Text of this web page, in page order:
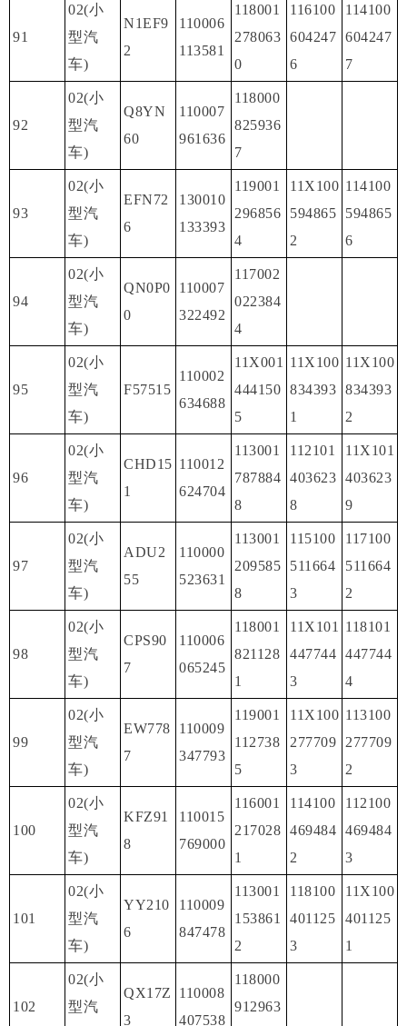
91
02(小
型汽
车)
N1EF9
2
110006
113581
118001
278063
0
116100
604247
6
114100
604247
7
92
02(小
型汽
车)
Q8YN
60
110007
961636
118000
825936
7
93
02(小
型汽
车)
EFN72
6
130010
133393
119001
296856
4
11X100
594865
2
114100
594865
6
94
02(小
型汽
车)
QN0P0
0
110007
322492
117002
022384
4
95
02(小
型汽
车)
F57515
110002
634688
11X001
444150
5
11X100
834393
1
11X100
834393
2
96
02(小
型汽
车)
CHD15
1
110012
624704
113001
787884
8
112101
403623
8
11X101
403623
9
97
02(小
型汽
车)
ADU2
55
110000
523631
113001
209585
8
115100
511664
3
117100
511664
2
98
02(小
型汽
车)
CPS90
7
110006
065245
118001
821128
1
11X101
447744
3
118101
447744
4
99
02(小
型汽
车)
EW778
7
110009
347793
119001
112738
5
11X100
277709
3
113100
277709
2
100
02(小
型汽
车)
KFZ91
8
110015
769000
116001
217028
1
114100
469484
2
112100
469484
3
101
02(小
型汽
车)
YY210
6
110009
847478
113001
153861
2
118100
401125
3
11X100
401125
1
102
02(小
型汽
QX17Z
3
110008
407538
118000
912963